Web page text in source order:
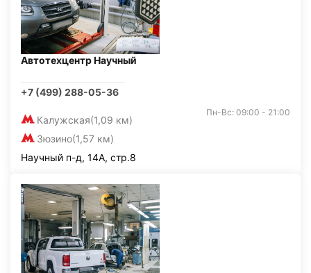
Автотехцентр Научный
+7 (499) 288-05-36
Калужская(1,09 км)
Зюзино(1,57 км)
Пн-Вс: 09:00 - 21:00
Научный п-д, 14А, стр.8